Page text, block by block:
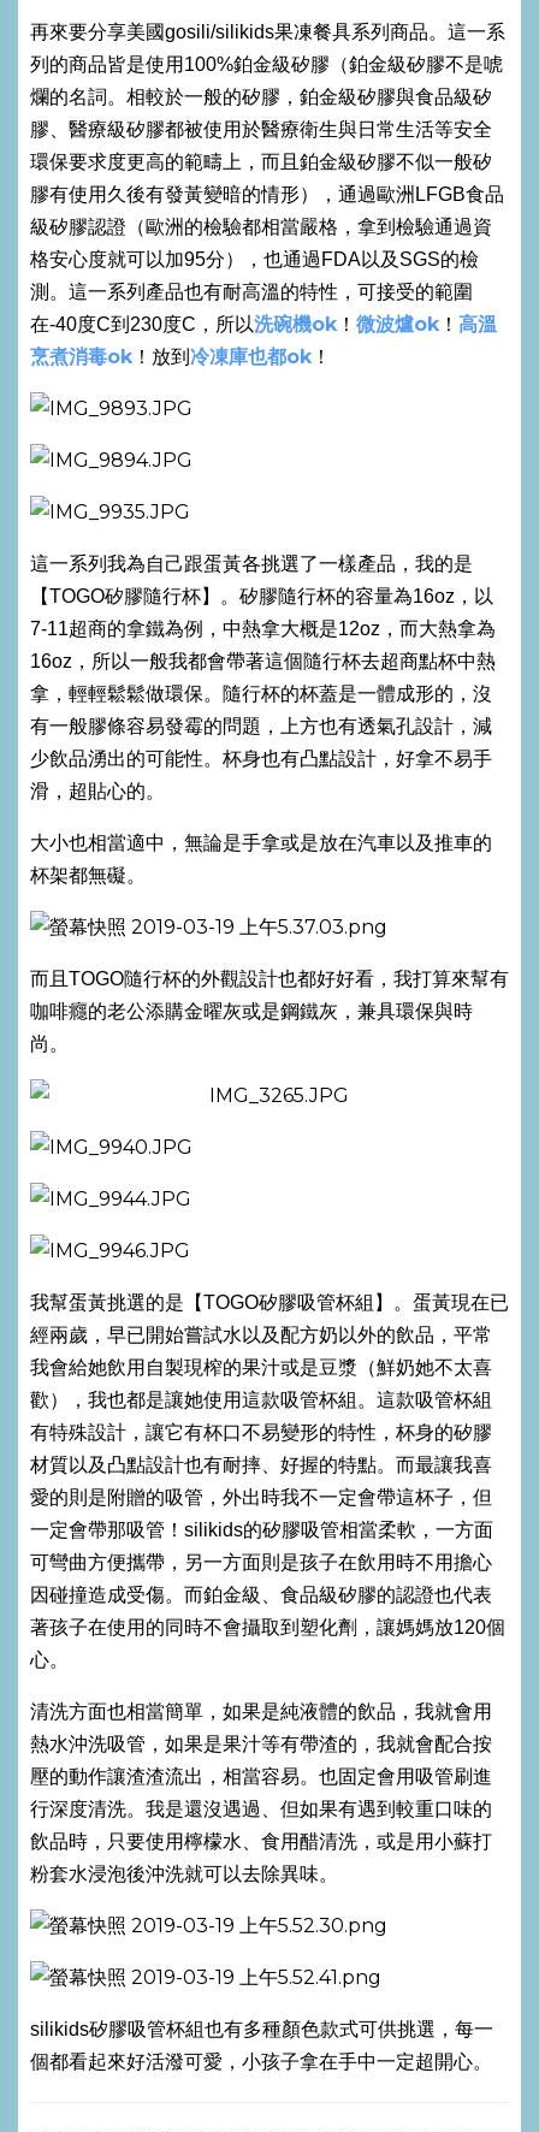
再來要分享美國gosili/silikids果凍餐具系列商品。這一系
列的商品皆是使用100%鉑金級矽膠（鉑金級矽膠不是唬
爛的名詞。相較於一般的矽膠，鉑金級矽膠與食品級矽
膠、醫療級矽膠都被使用於醫療衛生與日常生活等安全
環保要求度更高的範疇上，而且鉑金級矽膠不似一般矽
膠有使用久後有發黃變暗的情形），通過歐洲LFGB食品
級矽膠認證（歐洲的檢驗都相當嚴格，拿到檢驗通過資
格安心度就可以加95分），也通過FDA以及SGS的檢
測。這一系列產品也有耐高溫的特性，可接受的範圍
在-40度C到230度C，所以洗碗機ok ！ 微波爐ok ！ 高溫
烹煮消毒ok ！放到 冷凍庫也都ok ！
這一系列我為自己跟蛋黃各挑選了一樣產品，我的是
【TOGO矽膠隨行杯】。矽膠隨行杯的容量為16oz，以
7-11超商的拿鐵為例，中熱拿大概是12oz，而大熱拿為
16oz，所以一般我都會帶著這個隨行杯去超商點杯中熱
拿，輕輕鬆鬆做環保。隨行杯的杯蓋是一體成形的，沒
有一般膠條容易發霉的問題，上方也有透氣孔設計，減
少飲品湧出的可能性。杯身也有凸點設計，好拿不易手
滑，超貼心的。
大小也相當適中，無論是手拿或是放在汽車以及推車的
杯架都無礙。
而且TOGO隨行杯的外觀設計也都好好看，我打算來幫有
咖啡癮的老公添購金曜灰或是鋼鐵灰，兼具環保與時
尚。
我幫蛋黃挑選的是【TOGO矽膠吸管杯組】。蛋黃現在已
經兩歲，早已開始嘗試水以及配方奶以外的飲品，平常
我會給她飲用自製現榨的果汁或是豆漿（鮮奶她不太喜
歡），我也都是讓她使用這款吸管杯組。這款吸管杯組
有特殊設計，讓它有杯口不易變形的特性，杯身的矽膠
材質以及凸點設計也有耐摔、好握的特點。而最讓我喜
愛的則是附贈的吸管，外出時我不一定會帶這杯子，但
一定會帶那吸管！silikids的矽膠吸管相當柔軟，一方面
可彎曲方便攜帶，另一方面則是孩子在飲用時不用擔心
因碰撞造成受傷。而鉑金級、食品級矽膠的認證也代表
著孩子在使用的同時不會攝取到塑化劑，讓媽媽放120個
心。
清洗方面也相當簡單，如果是純液體的飲品，我就會用
熱水沖洗吸管，如果是果汁等有帶渣的，我就會配合按
壓的動作讓渣渣流出，相當容易。也固定會用吸管刷進
行深度清洗。我是還沒遇過、但如果有遇到較重口味的
飲品時，只要使用檸檬水、食用醋清洗，或是用小蘇打
粉套水浸泡後沖洗就可以去除異味。
silikids矽膠吸管杯組也有多種顏色款式可供挑選，每一
個都看起來好活潑可愛，小孩子拿在手中一定超開心。